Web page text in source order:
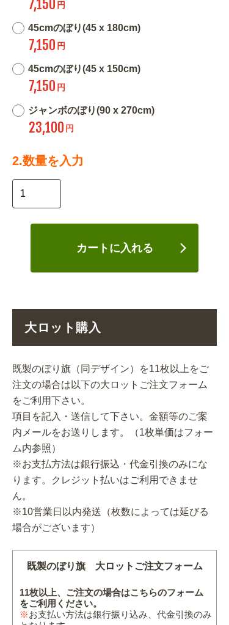
7,150 円
45cmのぼり(45 x 180cm)
7,150 円
45cmのぼり(45 x 150cm)
7,150 円
ジャンボのぼり(90 x 270cm)
23,100 円
2.数量を入力
カートに入れる
大ロット購入
既製のぼり旗（同デザイン）を11枚以上をご
注文の場合は以下の大ロットご注文フォーム
をご利用下さい。
項目を記入・送信して下さい。金額等のご案
内メールをお送りします。（1枚単価はフォー
ム内参照）
※お支払方法は銀行振込・代金引換のみにな
ります。クレジット払いはご利用できませ
ん。
※10営業日以内発送（枚数によっては延びる
場合がございます）